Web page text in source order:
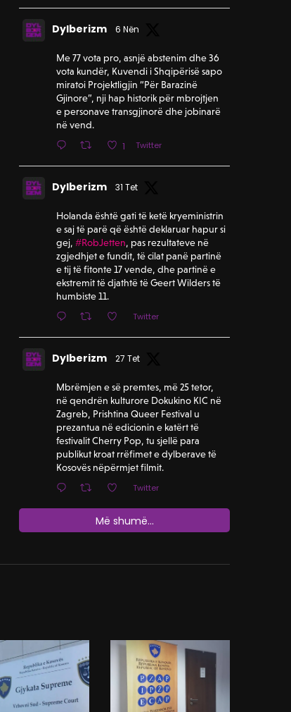
Dylberizm 6 Nën
Me 77 vota pro, asnjë abstenim dhe 36
vota kundër, Kuvendi i Shqipërisë sapo
miratoi Projektligjin “Për Barazinë
Gjinore”, nji hap historik për mbrojtjen
e personave transgjinorë dhe jobinarë
në vend.
1 Twitter
Dylberizm 31 Tet
Holanda është gati të ketë kryeministrin
e saj të parë që është deklaruar hapur si
gej,#RobJetten, pas rezultateve në
zgjedhjet e fundit, të cilat panë partinë
e tij të fitonte 17 vende, dhe partinë e
ekstremit të djathtë të Geert Wilders të
humbiste 11.
Twitter
Dylberizm 27 Tet
Mbrëmjen e së premtes, më 25 tetor,
në qendrën kulturore Dokukino KIC në
Zagreb, Prishtina Queer Festival u
prezantua në edicionin e katërt të
festivalit Cherry Pop, tu sjellë para
publikut kroat rrëfimet e dylberave të
Kosovës nëpërmjet filmit.
Twitter
Më shumë...